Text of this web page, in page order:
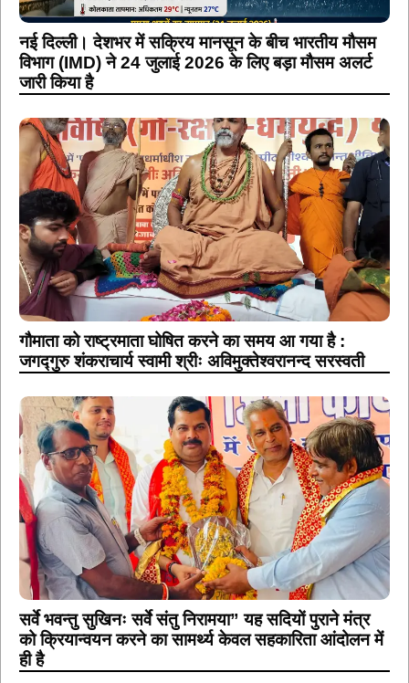
नई दिल्ली। देशभर में सक्रिय मानसून के बीच भारतीय मौसम
विभाग (IMD) ने 24 जुलाई 2026 के लिए बड़ा मौसम अलर्ट
जारी किया है
गौमाता को राष्ट्रमाता घोषित करने का समय आ गया है :
जगद्गुरु शंकराचार्य स्वामी श्रीः अविमुक्तेश्वरानन्द सरस्वती
सर्वे भवन्तु सुखिनः सर्वे संतु निरामया” यह सदियों पुराने मंत्र
को क्रियान्वयन करने का सामर्थ्य केवल सहकारिता आंदोलन में
ही है